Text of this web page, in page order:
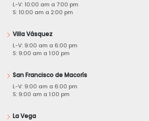
L-V: 10:00 am a 7:00 pm
S: 10:00 am a 2:00 pm
Villa Vásquez
L-V: 9:00 am a 6:00 pm
S: 9:00 am a 1:00 pm
San Francisco de Macorís
L-V: 9:00 am a 6:00 pm
S: 9:00 am a 1:00 pm
La Vega